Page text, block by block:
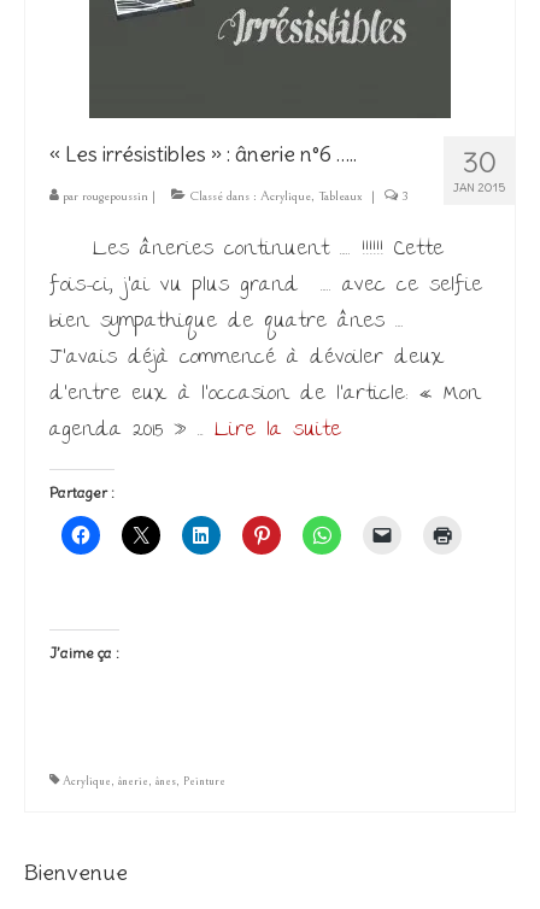
30
JAN 2015
« Les irrésistibles » : ânerie n°6 …..
par rougepoussin | Classé dans : Acrylique, Tableaux | 3
Les âneries continuent ….. !!!!!! Cette
fois-ci, j’ai vu plus grand ….. avec ce selfie
bien sympathique de quatre ânes ….
J’avais déjà commencé à dévoiler deux
d’entre eux à l’occasion de l’article: « Mon
agenda 2015 » … Lire la suite­­
Partager :
J’aime ça :
Acrylique, ânerie, ânes, Peinture
Bienvenue